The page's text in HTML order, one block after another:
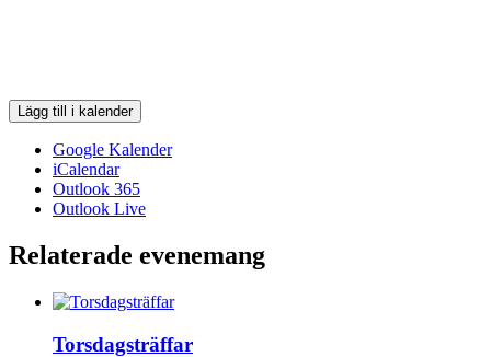
Lägg till i kalender
Google Kalender
iCalendar
Outlook 365
Outlook Live
Relaterade evenemang
Torsdagsträffar